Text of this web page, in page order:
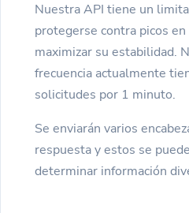
Nuestra API tiene un
protegerse contra picos
maximizar su estabilidad.
frecuencia actualmente
solicitudes por 1 minuto.
Se enviarán varios
respuesta y estos se
determinar información